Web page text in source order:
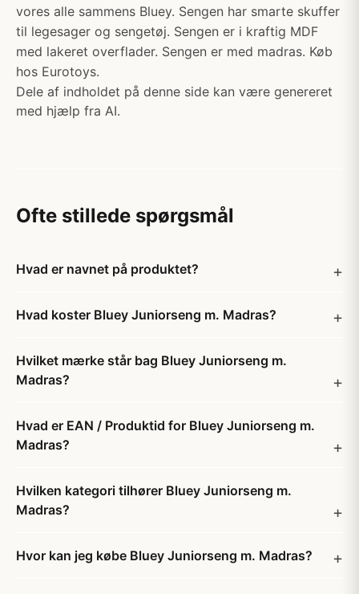
vores alle sammens Bluey. Sengen har smarte skuffer
til legesager og sengetøj. Sengen er i kraftig MDF
med lakeret overflader. Sengen er med madras. Køb
hos Eurotoys.
Dele af indholdet på denne side kan være genereret
med hjælp fra AI.
Ofte stillede spørgsmål
Hvad er navnet på produktet?
Hvad koster Bluey Juniorseng m. Madras?
Hvilket mærke står bag Bluey Juniorseng m.
Madras?
Hvad er EAN / Produktid for Bluey Juniorseng m.
Madras?
Hvilken kategori tilhører Bluey Juniorseng m.
Madras?
Hvor kan jeg købe Bluey Juniorseng m. Madras?